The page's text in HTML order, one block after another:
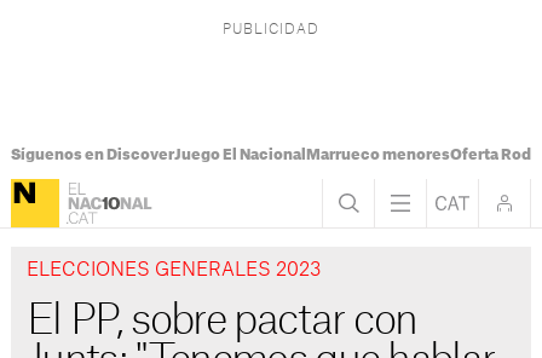
Síguenos en DiscoverJuego El Nacional Marrueco menoresOferta
ELECCIONES GENERALES 2023
El PP, sobre pactar con